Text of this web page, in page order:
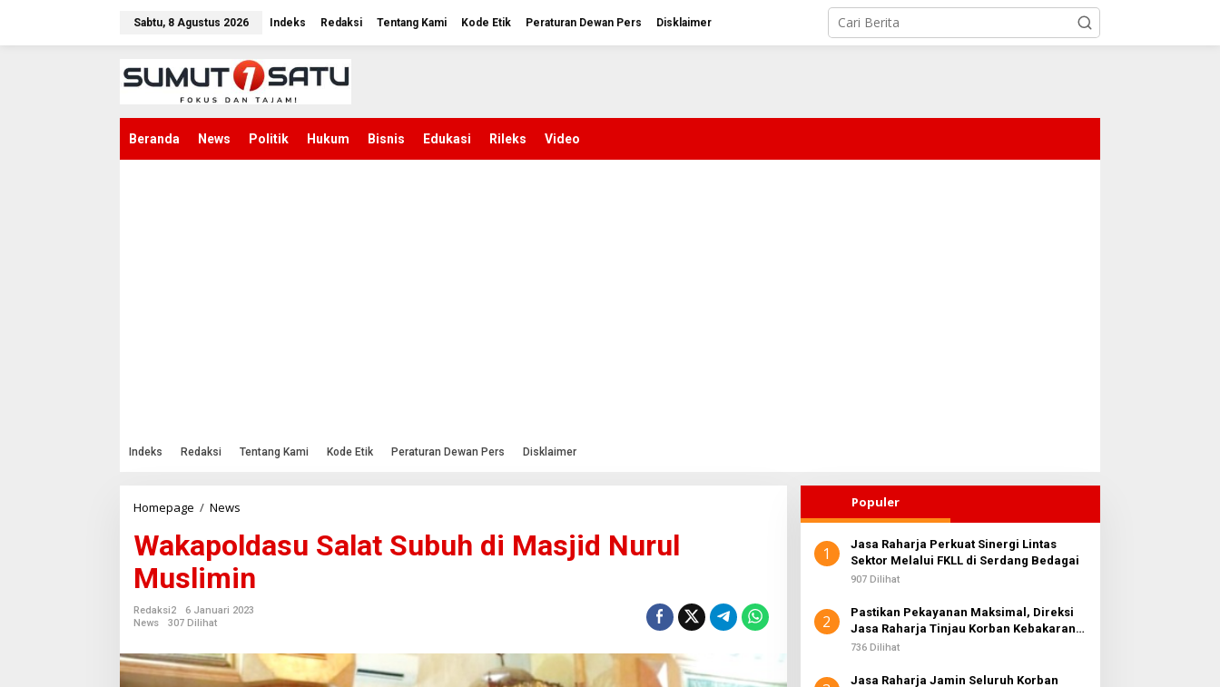
Sabtu, 8 Agustus 2026 Indeks Redaksi Tentang Kami Kode Etik Peraturan Dewan Pers Disklaimer
Beranda News Politik Hukum Bisnis Edukasi Rileks Video
Indeks Redaksi Tentang Kami Kode Etik Peraturan Dewan Pers Disklaimer
Homepage / News
k
a
p
o
l
s
u
Wakapoldasu Salat Subuh di Masjid Nurul
Muslimin
Redaksi2
6 Januari 2023
News
307 Dilihat
Populer
1
Jasa Raharja Perkuat Sinergi Lintas
Sektor Melalui FKLL di Serdang Bedagai
907 Dilihat
2
Pastikan Pekayanan Maksimal, Direksi
Jasa Raharja Tinjau Korban Kebakaran
KM Mutiara Sentosa II
736 Dilihat
Jasa Raharja Jamin Seluruh Korban